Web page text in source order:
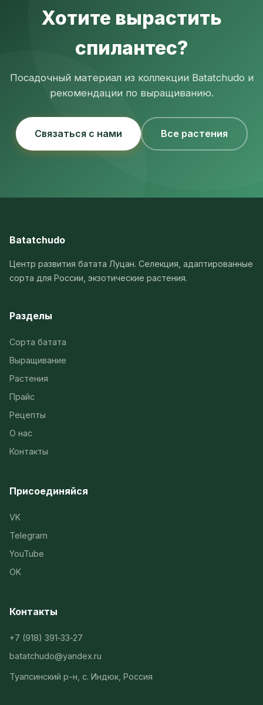
Хотите вырастить
спилантес?
Посадочный материал из коллекции Batatchudo и
рекомендации по выращиванию.
Связаться с нами Все растения
Batatchudo
Центр развития батата Луцан. Селекция, адаптированные
сорта для России, экзотические растения.
Разделы
Сорта батата
Выращивание
Растения
Прайс
Рецепты
О нас
Контакты
Присоединяйся
VK
Telegram
YouTube
OK
Контакты
+7 (918) 391‑33‑27
batatchudo@yandex.ru
Туапсинский р-н, с. Индюк, Россия